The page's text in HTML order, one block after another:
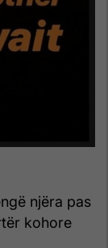
njëra pas
kohore